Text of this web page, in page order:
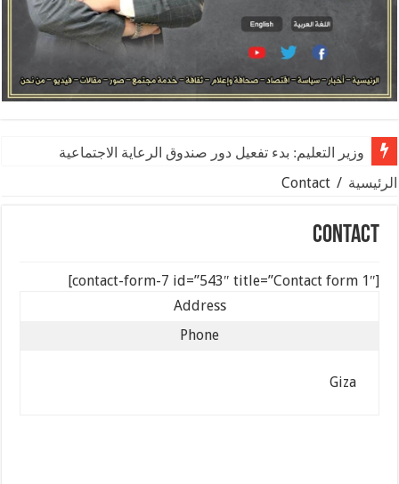
وزير التعليم: بدء تفعيل دور صندوق الرعاية الاجتماعية للم
الرئيسية /
Contact
Contact
[contact-form-7 id=”543″ title=”Contact form 1″]
Address
Phone
Giza